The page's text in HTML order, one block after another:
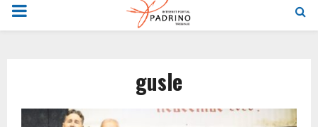
PRIMARY
gusle